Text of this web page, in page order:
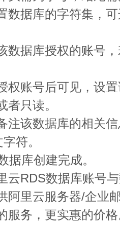
数据库的字符集，
数据库授权的账号
权账号后可见，设
者只读。
注该数据库的相关
符。
据库创建完成。
云RDS数据库账号
阿里云服务器/企业
服务，更实惠的价